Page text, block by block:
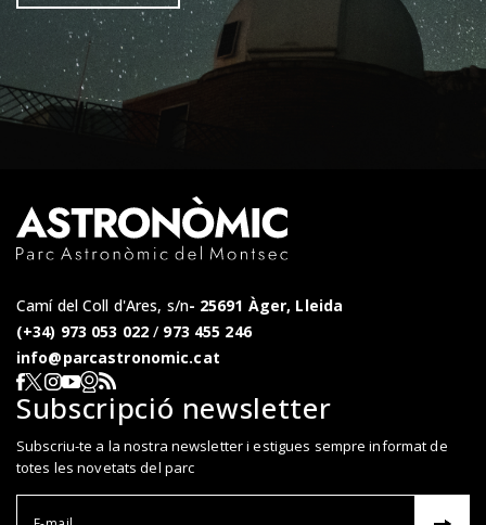
Segueix-nos a Facebook
Segueix-nos a X
Segueix-nos a Instagram
Segueix-nos a YouTube
Webcam en directe
RSS del Parc Astronòmic
Camí del Coll d'Ares, s/n 25691 Àger, Lleida
(+34) 973 053 022 / 973 455 246
info@parcastronomic.cat
Subscripció newsletter
Subscriu-te a la nostra newsletter i estigues sempre informat de
totes les novetats del parc